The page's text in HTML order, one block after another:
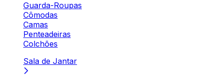
Guarda-Roupas
Cômodas
Camas
Penteadeiras
Colchões
Sala de Jantar